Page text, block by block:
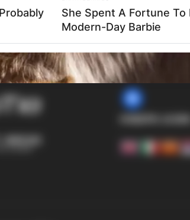
СОЦИЈАЛНИ
facebook
She Spent A Fortune To
Modern-Day Barbie